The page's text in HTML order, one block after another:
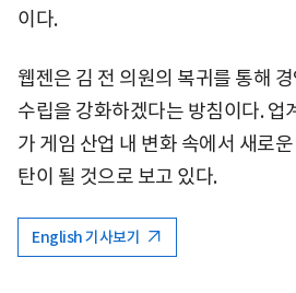
이다.
웹젠은 김 전 의원의 복귀를 통해
수립을 강화하겠다는 방침이다. 업
가 게임 산업 내 변화 속에서 새로
탄이 될 것으로 보고 있다.
English 기사보기